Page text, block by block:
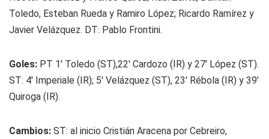
Toledo, Esteban Rueda y Ramiro López; Ricardo Ramírez y
Javier Velázquez. DT: Pablo Frontini.
Goles: PT 1' Toledo (ST),22' Cardozo (IR) y 27' López (ST).
ST: 4' Imperiale (IR); 5' Velázquez (ST), 23' Rébola (IR) y 39'
Quiroga (IR).
Cambios: ST: al inicio Cristián Aracena por Cebreiro,